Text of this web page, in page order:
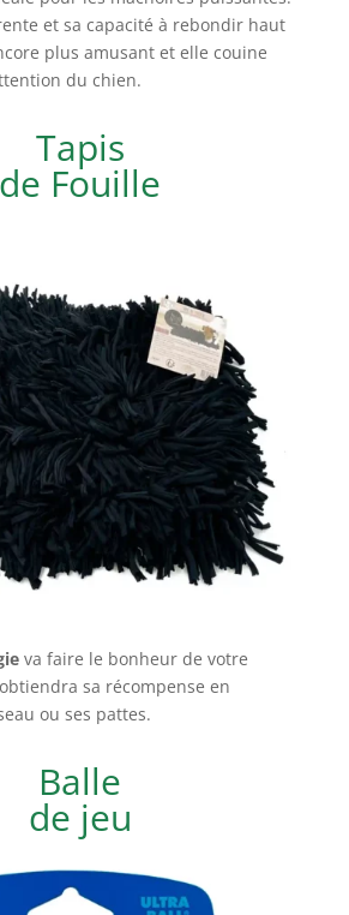
et sa capacité à rebondir haut
plus amusant et elle couine
du chien.
Tapis
de Fouille
va faire le bonheur de votre
sa récompense en
ou ses pattes.
Balle
de jeu